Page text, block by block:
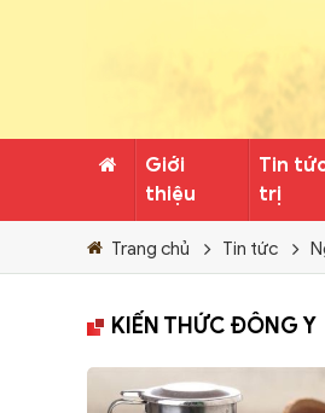
Giới
thiệu
Tin
trị
Trang chủ Tin tức
KIẾN THỨC ĐÔNG Y